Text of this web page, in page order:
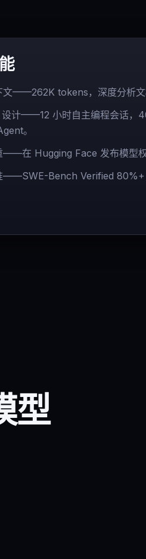
文——262K tokens，深度分析文
计——12 小时自主编程会话，
。
——在 Hugging Face 发布模型权
——SWE-Bench Verified 80%+
型